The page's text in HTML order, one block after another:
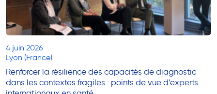
4 juin 2026
Lyon (France)
Renforcer la résilience des capacités de diagnostic
dans les contextes fragiles : points de vue d’experts